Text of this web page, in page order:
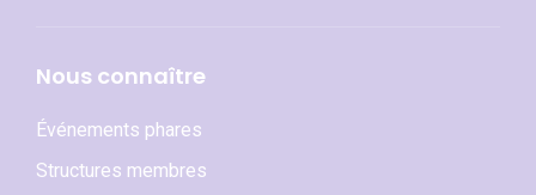
Nous connaître
Événements phares
Structures membres